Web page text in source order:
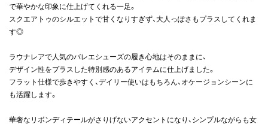
で華やかな印象に仕上げてくれる一足。
スクエアトゥのシルエットで甘くなりすぎず、大人っぽさもプラスしてくれま
す◎
ラウナレアで人気のバレエシューズの履き心地はそのままに、
デザイン性をプラスした特別感のあるアイテムに仕上げました。
フラット仕様で歩きやすく、デイリー使いはもちろん、オケージョンシーンに
も活躍します。
華奢なリボンディテールがさりげないアクセントになり、シンプルながらも女